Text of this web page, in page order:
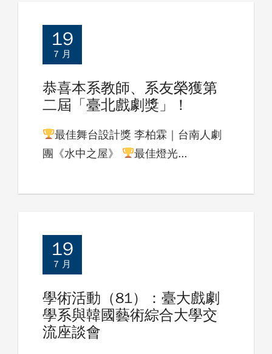
19
7 月
恭喜本系教師、系友榮獲第
二屆「臺北戲劇獎」！
最佳舞台設計獎 李柏霖｜台南人劇
團《水中之屋》
最佳燈光...
19
7 月
學術活動（81）：臺大戲劇
學系與韓國藝術綜合大學交
流座談會